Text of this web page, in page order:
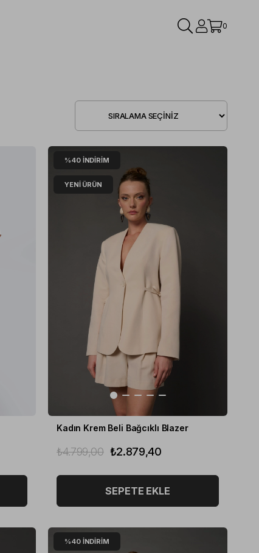
0
Kadın Krem Beli Bağcıklı Blazer
₺2.879,40
₺4.799,00
SEPETE EKLE
%40 İNDIRIM
YENI ÜRÜN
%40 İNDIRIM